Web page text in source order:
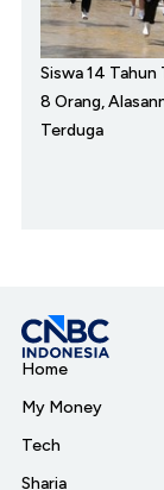
Siswa 14 Tahun
8 Orang,
Terduga
Home
My Money
Tech
Sharia